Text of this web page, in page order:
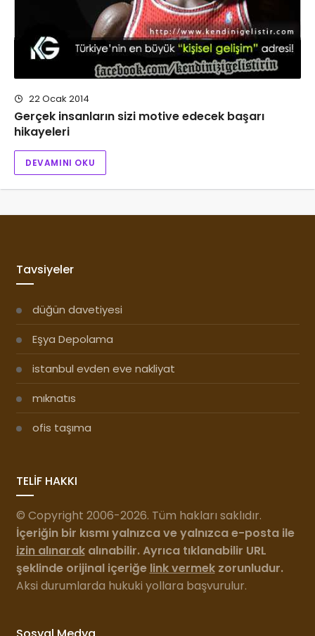
22 Ocak 2014
Gerçek insanların sizi motive edecek başarı
hikayeleri
DEVAMINI OKU
Tavsiyeler
düğün davetiyesi
Eşya Depolama
istanbul evden eve nakliyat
mıknatıs
ofis taşıma
TELİF HAKKI
© Copyright 2006-2026. Tüm hakları saklıdır.
İçeriğin bir kısmı yalnızca ve yalnızca e-posta ile
izin alınarakalınabilir. Ayrıca tıklanabilir URL
şeklinde orijinal içeriğe link vermekzorunludur.
Aksi durumlarda hukuki yollara başvurulur.